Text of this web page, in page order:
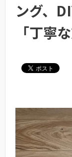
ング、
「丁寧